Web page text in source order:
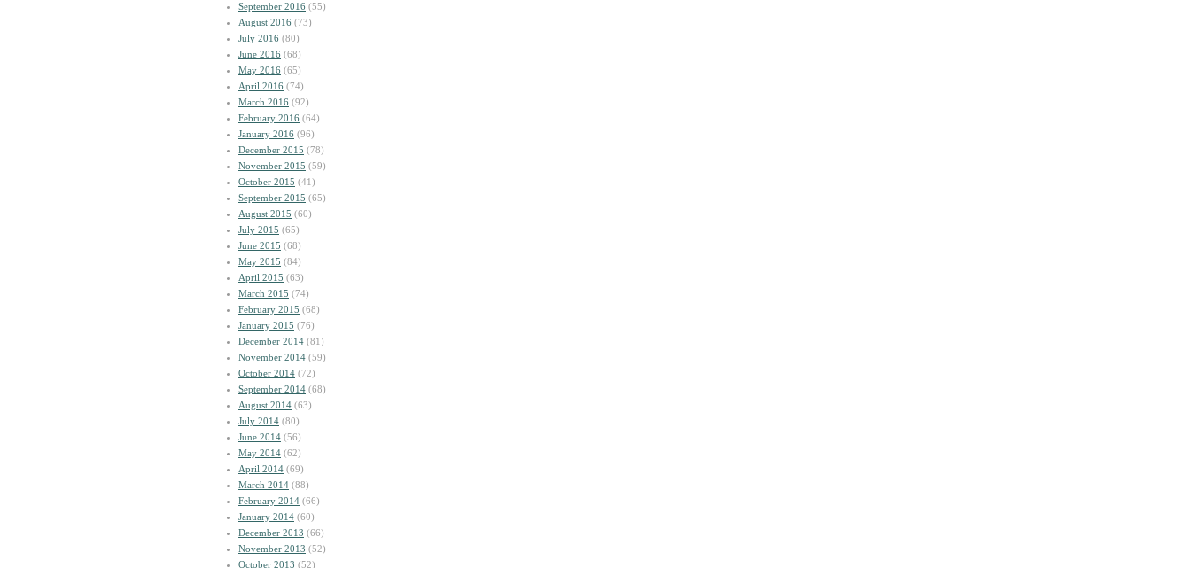
September 2016 (55)
August 2016 (73)
July 2016 (80)
June 2016 (68)
May 2016 (65)
April 2016 (74)
March 2016 (92)
February 2016 (64)
January 2016 (96)
December 2015 (78)
November 2015 (59)
October 2015 (41)
September 2015 (65)
August 2015 (60)
July 2015 (65)
June 2015 (68)
May 2015 (84)
April 2015 (63)
March 2015 (74)
February 2015 (68)
January 2015 (76)
December 2014 (81)
November 2014 (59)
October 2014 (72)
September 2014 (68)
August 2014 (63)
July 2014 (80)
June 2014 (56)
May 2014 (62)
April 2014 (69)
March 2014 (88)
February 2014 (66)
January 2014 (60)
December 2013 (66)
November 2013 (52)
October 2013 (52)